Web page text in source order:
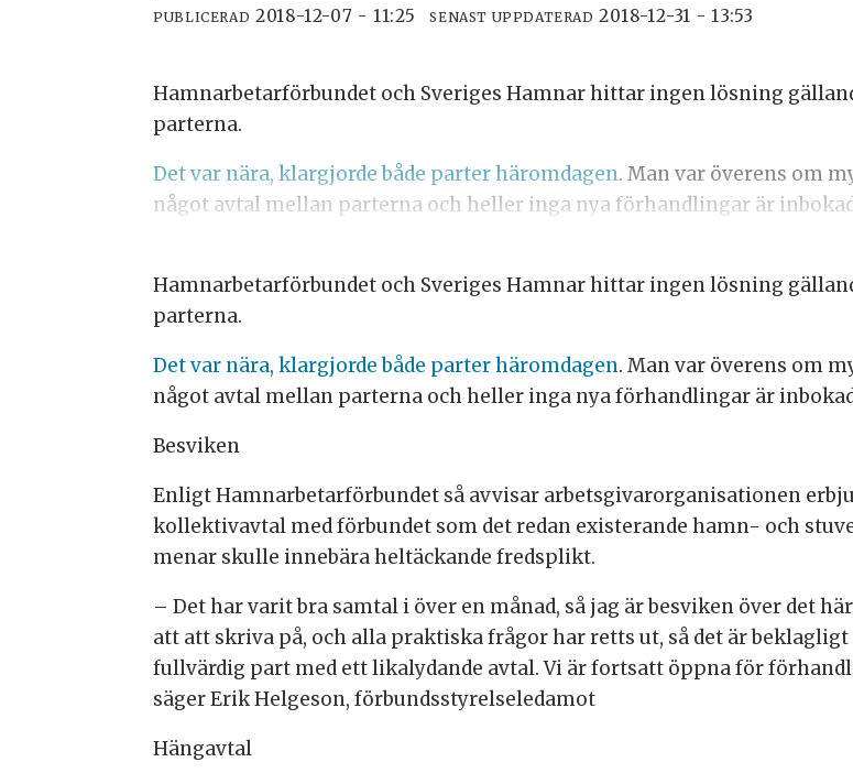
PUBLICERAD 2018-12-07 - 11:25 SENAST UPPDATERAD 2018-12-31 - 13:53
Hamnarbetarförbundet och Sveriges Hamnar hittar ingen lösning
parterna.
Det var nära, klargjorde både parter häromdagen. Man var överens om
något avtal mellan parterna och heller inga nya förhandlingar är
Hamnarbetarförbundet och Sveriges Hamnar hittar ingen lösning
parterna.
Det var nära, klargjorde både parter häromdagen. Man var överens om
något avtal mellan parterna och heller inga nya förhandlingar är
Besviken
Enligt Hamnarbetarförbundet så avvisar arbetsgivarorganisationen
kollektivavtal med förbundet som det redan existerande hamn- och
menar skulle innebära heltäckande fredsplikt.
– Det har varit bra samtal i över en månad, så jag är besviken över det
att att skriva på, och alla praktiska frågor har retts ut, så det är
fullvärdig part med ett likalydande avtal. Vi är fortsatt öppna för
säger Erik Helgeson, förbundsstyrelseledamot
Hängavtal